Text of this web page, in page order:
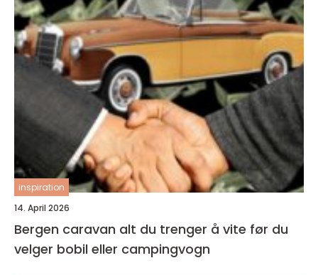
inspiration
14. April 2026
Bergen caravan alt du trenger å vite før du
velger bobil eller campingvogn